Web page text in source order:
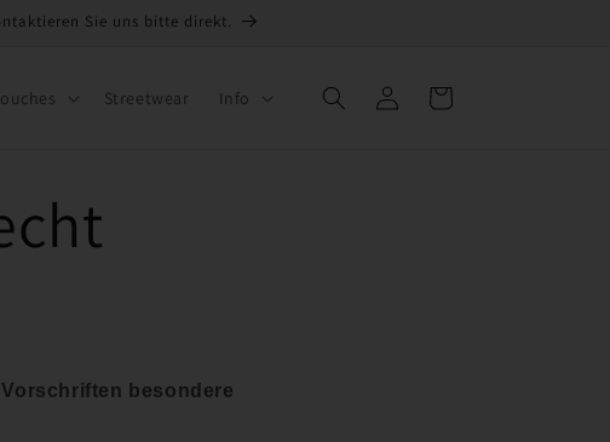
Sie uns bitte direkt.
Streetwear Info EinloggenWarenkorb
besondere